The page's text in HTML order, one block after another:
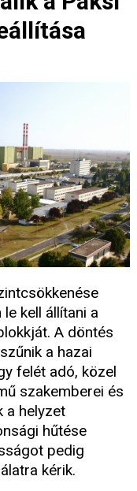
kell állítani a
A döntés
a hazai
felét adó, közel
szakemberei és
a helyzet
hűtése
pedig
kérik.